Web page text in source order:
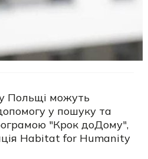
у Польщі можуть
у пошуку та
"Крок доДому",
Habitat for Humanity